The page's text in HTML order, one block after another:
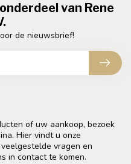
of uw aankoop, bezoek
Hier vindt u onze
vragen en
in contact te komen.
van Rene
de nieuwsbrief!